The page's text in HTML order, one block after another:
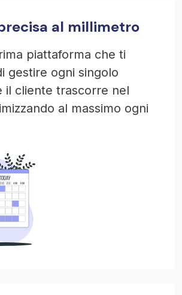
al millimetro
piattaforma che ti
gestire ogni singolo
il cliente trascorre nel
al massimo ogni